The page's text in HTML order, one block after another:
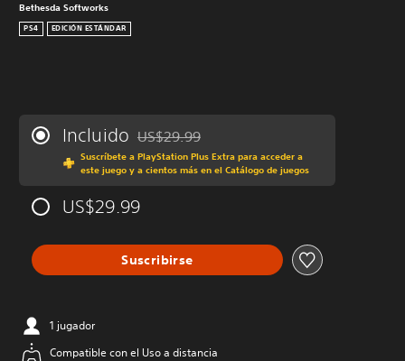
Bethesda Softworks
PS4 EDICIÓN ESTÁNDAR
Incluido Rebajado del precio original de US$29.99
US$29.99
Suscríbete a PlayStation Plus Extra para acceder a
este juego y a cientos más en el Catálogo de juegos
US$29.99
Suscribirse
1 jugador
Compatible con el Uso a distancia